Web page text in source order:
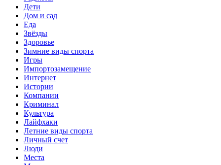
Дети
Дом и сад
Еда
Звёзды
Здоровье
Зимние виды спорта
Игры
Импортозамещение
Интернет
Истории
Компании
Криминал
Культура
Лайфхаки
Летние виды спорта
Личный счет
Люди
Места